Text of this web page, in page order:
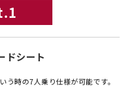
ドシート
う時の7人乗り仕様が可能です。